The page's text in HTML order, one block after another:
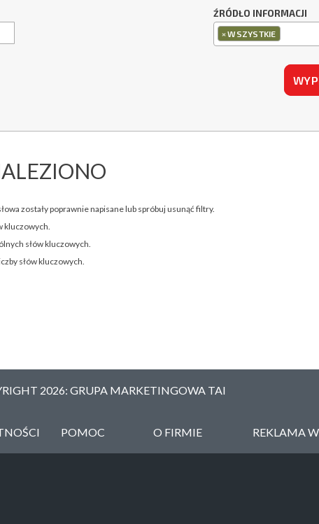
ŹRÓDŁO INFORMACJI
×WSZYSTKIE
zostały poprawnie napisane lub spróbuj usunąć filtry.
kluczowych.
słów kluczowych.
słów kluczowych.
2026: GRUPA MARKETINGOWA TAI
POMOC O FIRMIE REKLAMA